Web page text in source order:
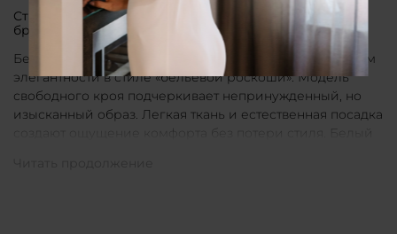
Стильные рубашки в актуальном белом цвете от
бренда CLÓ
Белые рубашки от бренда CLÓ являются воплощением
элегантности в стиле «бельевой роскоши». Модель
свободного кроя подчеркивает непринужденный, но
изысканный образ. Легкая ткань и естественная посадка
создают ощущение комфорта без потери стиля. Белый